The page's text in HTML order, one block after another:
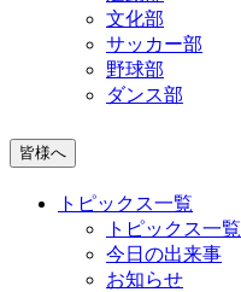
文化部
サッカー部
野球部
ダンス部
皆様へ
トピックス一覧
トピックス一覧
今日の出来事
お知らせ